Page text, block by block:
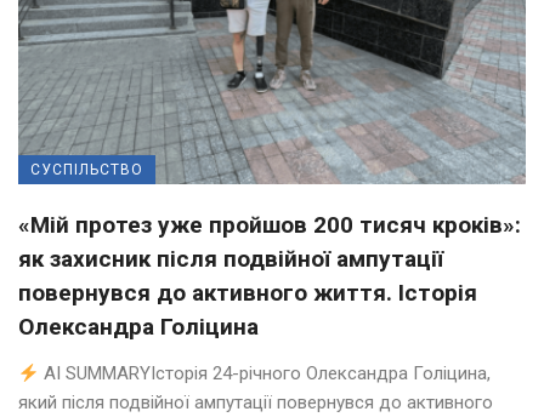
СУСПІЛЬСТВО
«Мій протез уже пройшов 200 тисяч кроків»:
як захисник після подвійної ампутації
повернувся до активного життя. Історія
Олександра Голіцина
AI SUMMARYІсторія 24-річного Олександра Голіцина,
який після подвійної ампутації повернувся до активного